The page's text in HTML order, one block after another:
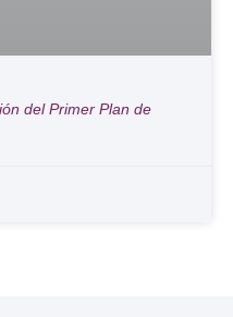
del Primer Plan de